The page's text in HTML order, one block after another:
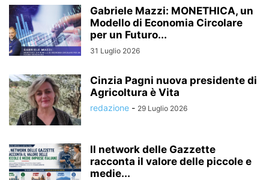
Gabriele Mazzi: MONETHICA, un
Modello di Economia Circolare
per un Futuro...
31 Luglio 2026
Cinzia Pagni nuova presidente di
Agricoltura è Vita
redazione - 29 Luglio 2026
Il network delle Gazzette
racconta il valore delle piccole e
medie...